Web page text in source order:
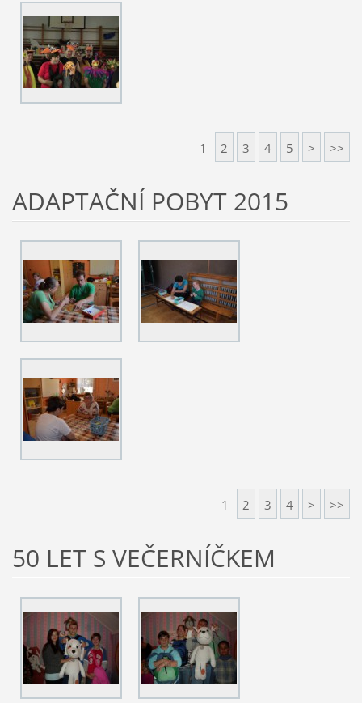
1 2 3 4 5 > >>
ADAPTAČNÍ POBYT 2015
1 2 3 4 > >>
50 LET S VEČERNÍČKEM